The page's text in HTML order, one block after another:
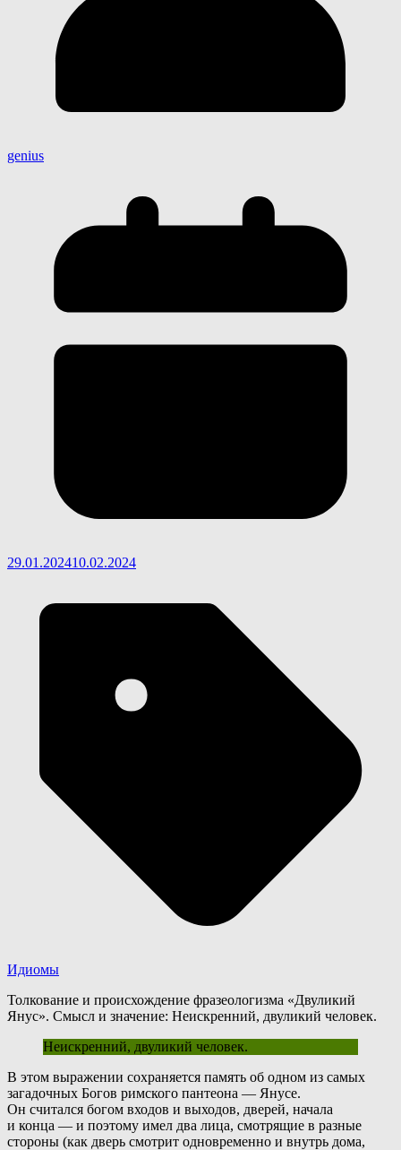
genius
29.01.202410.02.2024
Идиомы
Толкование и происхождение фразеологизма «Двуликий
Янус». Смысл и значение: Неискренний, двуликий человек.
Неискренний, двуликий человек.
В этом выражении сохраняется память об одном из самых
загадочных Богов римского пантеона — Янусе.
Он считался богом входов и выходов, дверей, начала
и конца — и поэтому имел два лица, смотрящие в разные
стороны (как дверь смотрит одновременно и внутрь дома,